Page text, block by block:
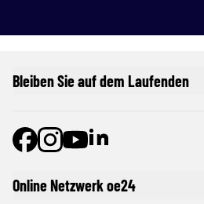
Online Netzwerk oe24
Bleiben Sie auf dem Laufenden